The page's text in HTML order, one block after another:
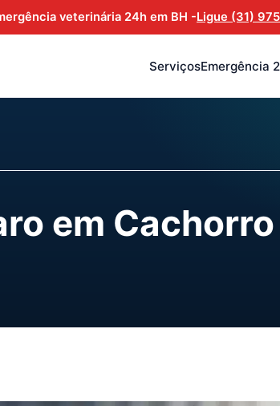
veterinária 24h em BH -Ligue (31)
ServiçosEmergência
em Cachorro